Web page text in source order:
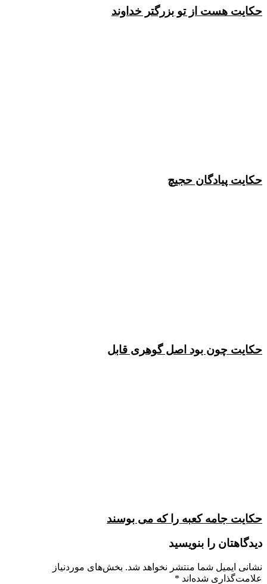
حکایت هست از تو بزرگتر خداوند
حکایت پیادگان حجیچ
حکایت چون بود اصل گوهرى قابل
حکایت جامه کعبه را که مى بوسند
دیدگاهتان را بنویسید
نشانی ایمیل شما منتشر نخواهد شد. بخش‌های موردنیاز
علامت‌گذاری شده‌اند *